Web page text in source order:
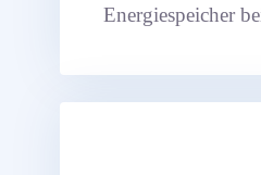
Energiespeicher
Software